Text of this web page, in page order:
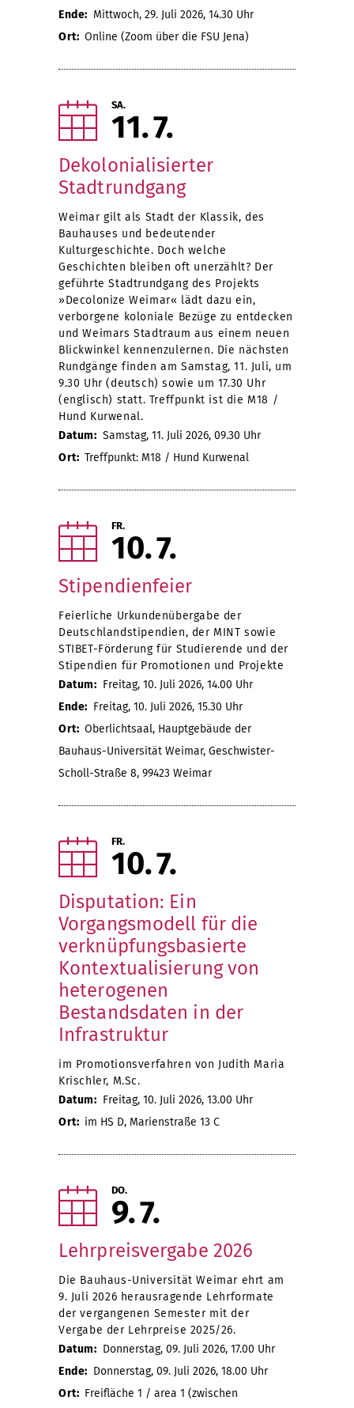
Ende: Mittwoch, 29. Juli 2026, 14.30 Uhr
Ort: Online (Zoom über die FSU Jena)
SA.
11 7
Dekolonialisierter
Stadtrundgang
Weimar gilt als Stadt der Klassik, des
Bauhauses und bedeutender
Kulturgeschichte. Doch welche
Geschichten bleiben oft unerzählt? Der
geführte Stadtrundgang des Projekts
»Decolonize Weimar« lädt dazu ein,
verborgene koloniale Bezüge zu entdecken
und Weimars Stadtraum aus einem neuen
Blickwinkel kennenzulernen. Die nächsten
Rundgänge finden am Samstag, 11. Juli, um
9.30 Uhr (deutsch) sowie um 17.30 Uhr
(englisch) statt. Treffpunkt ist die M18 /
Hund Kurwenal.
Datum: Samstag, 11. Juli 2026, 09.30 Uhr
Ort: Treffpunkt: M18 / Hund Kurwenal
FR.
10 7
Stipendienfeier
Feierliche Urkundenübergabe der
Deutschlandstipendien, der MINT sowie
STIBET-Förderung für Studierende und der
Stipendien für Promotionen und Projekte
Datum: Freitag, 10. Juli 2026, 14.00 Uhr
Ende: Freitag, 10. Juli 2026, 15.30 Uhr
Ort: Oberlichtsaal, Hauptgebäude der
Bauhaus-Universität Weimar, Geschwister-
Scholl-Straße 8, 99423 Weimar
FR.
10 7
Disputation: Ein
Vorgangsmodell für die
verknüpfungsbasierte
Kontextualisierung von
heterogenen
Bestandsdaten in der
Infrastruktur
im Promotionsverfahren von Judith Maria
Krischler, M.Sc.
Datum: Freitag, 10. Juli 2026, 13.00 Uhr
Ort: im HS D, Marienstraße 13 C
DO.
9 7
Lehrpreisvergabe 2026
Die Bauhaus-Universität Weimar ehrt am
9. Juli 2026 herausragende Lehrformate
der vergangenen Semester mit der
Vergabe der Lehrpreise 2025/26.
Datum: Donnerstag, 09. Juli 2026, 17.00 Uhr
Ende: Donnerstag, 09. Juli 2026, 18.00 Uhr
Ort: Freifläche 1 / area 1 (zwischen